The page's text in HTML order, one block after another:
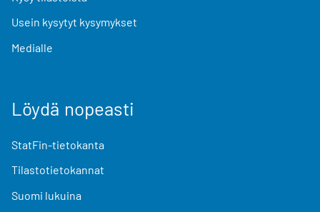
Usein kysytyt kysymykset
Medialle
Löydä nopeasti
StatFin-tietokanta
Tilastotietokannat
Suomi lukuina